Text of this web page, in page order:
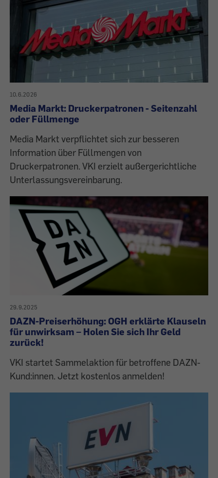
10.6.2026
Media Markt: Druckerpatronen - Seitenzahl
oder Füllmenge
Media Markt verpflichtet sich zur besseren
Information über Füllmengen von
Druckerpatronen. VKI erzielt außergerichtliche
Unterlassungsvereinbarung.
29.9.2025
DAZN-Preiserhöhung: OGH erklärte Klauseln
für unwirksam – Holen Sie sich Ihr Geld
zurück!
VKI startet Sammelaktion für betroffene DAZN-
Kund:innen. Jetzt kostenlos anmelden!